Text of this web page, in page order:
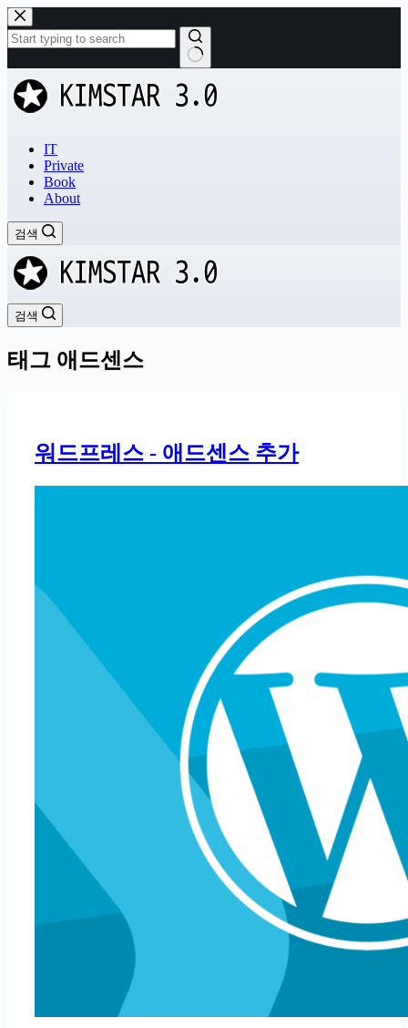
본
문
으
로
건
너
과
없
IT
Private
Book
About
검색
검색
태그 애드센스
워드프레스 - 애드센스 추가